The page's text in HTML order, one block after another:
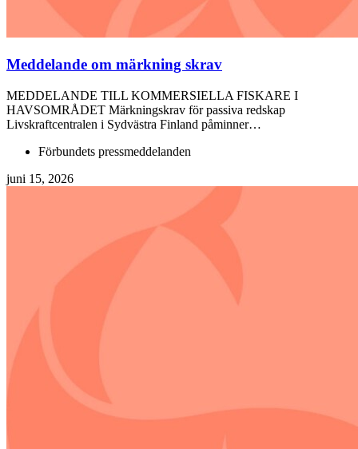
Meddelande om märkning skrav
MEDDELANDE TILL KOMMERSIELLA FISKARE I
HAVSOMRÅDET Märkningskrav för passiva redskap
Livskraftcentralen i Sydvästra Finland påminner…
Förbundets pressmeddelanden
juni 15, 2026